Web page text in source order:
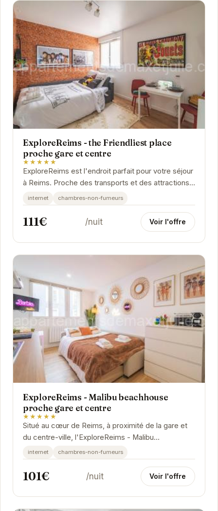
ExploreReims - the Friendliest place
proche gare et centre
★★★★★
ExploreReims est l'endroit parfait pour votre séjour
à Reims. Proche des transports et des attractions
principales, cet hébergement vous offre...
internet chambres-non-fumeurs
111€ /nuit Voir l'offre
ExploreReims - Malibu beachhouse
proche gare et centre
★★★★★
Situé au cœur de Reims, à proximité de la gare et
du centre-ville, l'ExploreReims - Malibu
beachhouse est l'endroit idéal pour un séjour...
internet chambres-non-fumeurs
101€ /nuit Voir l'offre